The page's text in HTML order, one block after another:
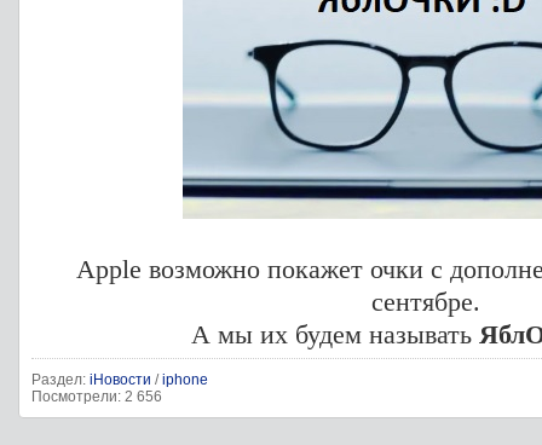
Apple возможно покажет очки с
сентябре.
А мы их будем называть
Раздел: iНовости /iphone
Посмотрели: 2 656